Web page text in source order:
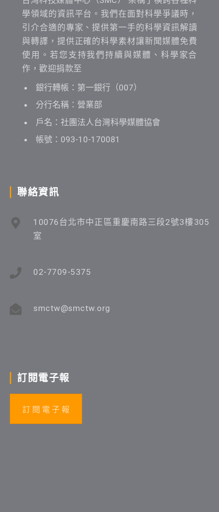
學領域的資訊平台。我們在面對科學爭議時，
引介合適的專家、提供第一手的科學資訊解讀
與轉譯，提供正確的科學素材讓新聞媒體免費
使用。若您支持我們持續與媒體、科學家合
作，歡迎捐款至
銀行轉帳：第一銀行（007）
分行名稱：營業部
戶名：社團法人台灣科學媒體協會
帳號：093-10-170081
聯絡資訊
10076台北市中正區重慶南路三段2號3樓305
室
02-7709-5375
smctw@smctw.org
訂閱電子報
訂 閱 電 子 報